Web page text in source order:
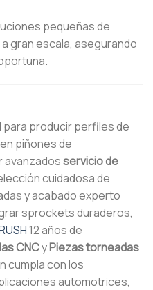
pequeñas de
gran escala, asegurando
para producir perfiles de
piñones de
avanzadosservicio de
cuidadosa de
y acabado experto
sprockets duraderos,
12 años de
CNCyPiezas torneadas
cumpla con los
automotrices,